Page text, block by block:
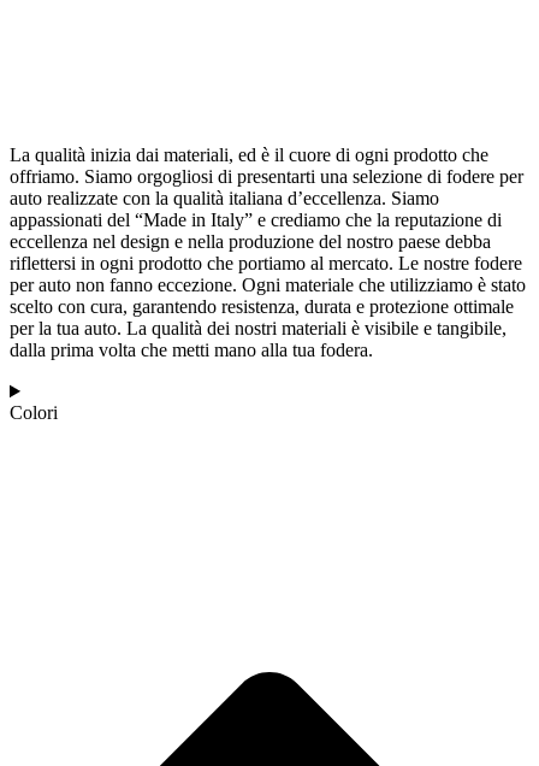
La qualità inizia dai materiali, ed è il cuore di ogni prodotto che
offriamo. Siamo orgogliosi di presentarti una selezione di fodere per
auto realizzate con la qualità italiana d’eccellenza. Siamo
appassionati del “Made in Italy” e crediamo che la reputazione di
eccellenza nel design e nella produzione del nostro paese debba
riflettersi in ogni prodotto che portiamo al mercato. Le nostre fodere
per auto non fanno eccezione. Ogni materiale che utilizziamo è stato
scelto con cura, garantendo resistenza, durata e protezione ottimale
per la tua auto. La qualità dei nostri materiali è visibile e tangibile,
dalla prima volta che metti mano alla tua fodera.
Colori